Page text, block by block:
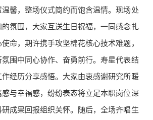
馨，整场仪式简约而饱含温情。现场处
氛围，大家互送生日祝福，一同感念扎
命，期许携手攻坚棉花核心技术难题，
围中同心协作、奋勇前行。寿星代表结
经历分享感悟。大家由衷感谢研究所暖
与幸福感，纷纷表态将立足本职岗位深
成果回报组织关怀。随后，全场齐唱生